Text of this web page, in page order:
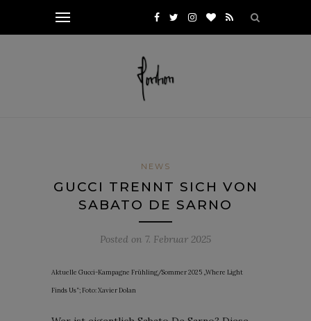
NEWS
GUCCI TRENNT SICH VON
SABATO DE SARNO
Posted on 7. Februar 2025
Aktuelle Gucci-Kampagne Frühling/Sommer 2025 „Where Light
Finds Us“; Foto: Xavier Dolan